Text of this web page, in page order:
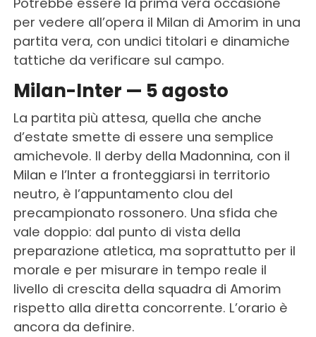
per vedere all’opera il Milan di Amorim in una
partita vera, con undici titolari e dinamiche
tattiche da verificare sul campo.
Milan-Inter — 5 agosto
La partita più attesa, quella che anche
d’estate smette di essere una semplice
amichevole. Il derby della Madonnina, con il
Milan e l’Inter a fronteggiarsi in territorio
neutro, è l’appuntamento clou del
precampionato rossonero. Una sfida che
vale doppio: dal punto di vista della
preparazione atletica, ma soprattutto per il
morale e per misurare in tempo reale il
livello di crescita della squadra di Amorim
rispetto alla diretta concorrente. L’orario è
ancora da definire.